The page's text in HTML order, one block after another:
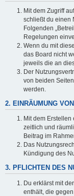
Mit dem Zugriff
schließt du einen
Folgenden
Regelungen
Wenn du mit
das Board nicht
jeweils die an
Der
von beiden
werden.
2. EINRÄUMUNG
Mit dem
zeitlich und
Beitrag im
Das
Kündigung des
3. PFLICHTEN DES
Du erklärst mit
enthält, die